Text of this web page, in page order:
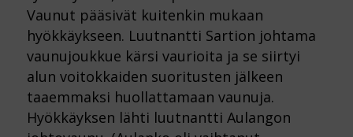
Vaunut pääsivät kuitenkin mukaan
hyökkäykseen. Luutnantti Sartion johtama
vaunujoukkue kärsi vaurioita ja se siirtyi
alun voitokkaiden suoritusten jälkeen
taaemmaksi huollattamaan vaunuja.
Hyökkäyksen lähti luutnantti Aulangon